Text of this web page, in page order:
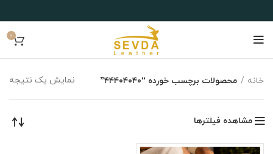
0
خانه محصولات برچسب خورده “۴۴۴۰۴۰۴۰” نمایش یک نتیجه
مشاهده فیلترها